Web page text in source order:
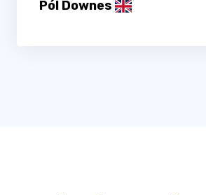
Pól Downes